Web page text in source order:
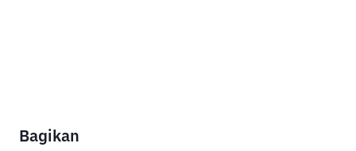
Bagikan